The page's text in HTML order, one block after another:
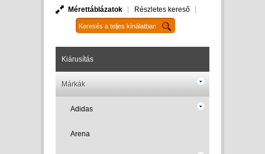
Mérettáblázatok Részletes kereső
Kiárusítás
Márkák
Adidas
Arena